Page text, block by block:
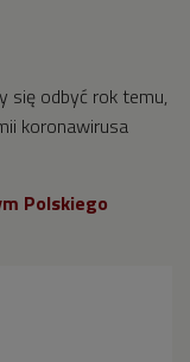
się odbyć rok temu,
koronawirusa
Polskiego